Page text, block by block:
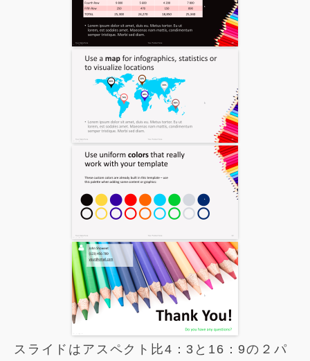
スライドはアスペクト比4：3と16：9の２パ